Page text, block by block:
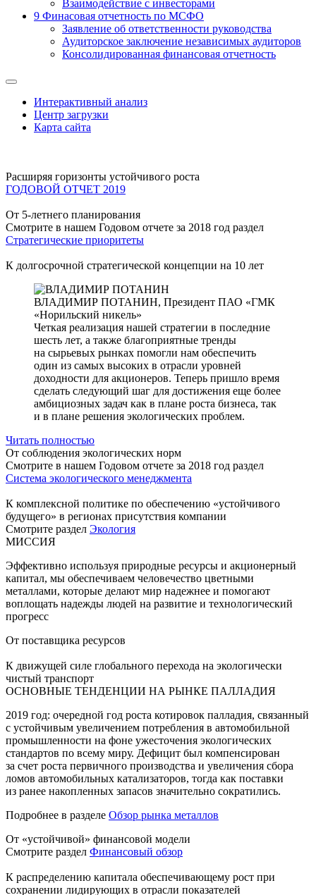
Взаимодействие с инвеcторами
9 Финасовая отчетность по МСФО
Заявление об ответственности руководства
Аудиторское заключение независимых аудиторов
Консолидированная финансовая отчетность
Интерактивный анализ
Центр загрузки
Карта сайта
Расширяя горизонты устойчивого роста
ГОДОВОЙ ОТЧЕТ 2019
От 5-летнего планирования
Смотрите в нашем Годовом отчете за 2018 год раздел
Стратегические приоритеты
К долгосрочной стратегической концепции на 10 лет
ВЛАДИМИР ПОТАНИН, Президент ПАО «ГМК
«Норильский никель»
Четкая реализация нашей стратегии в последние
шесть лет, а также благоприятные тренды
на сырьевых рынках помогли нам обеспечить
один из самых высоких в отрасли уровней
доходности для акционеров. Теперь пришло время
сделать следующий шаг для достижения еще более
амбициозных задач как в плане роста бизнеса, так
и в плане решения экологических проблем.
Читать полностью
От соблюдения экологических норм
Смотрите в нашем Годовом отчете за 2018 год раздел
Система экологического менеджмента
К комплексной политике по обеспечению «устойчивого
будущего» в регионах присутствия компании
Смотрите раздел Экология
МИССИЯ
Эффективно используя природные ресурсы и акционерный
капитал, мы обеспечиваем человечество цветными
металлами, которые делают мир надежнее и помогают
воплощать надежды людей на развитие и технологический
прогресс
От поставщика ресурсов
К движущей силе глобального перехода на экологически
чистый транспорт
ОСНОВНЫЕ ТЕНДЕНЦИИ НА РЫНКЕ ПАЛЛАДИЯ
2019 год: очередной год роста котировок палладия, связанный
с устойчивым увеличением потребления в автомобильной
промышленности на фоне ужесточения экологических
стандартов по всему миру. Дефицит был компенсирован
за счет роста первичного производства и увеличения сбора
ломов автомобильных катализаторов, тогда как поставки
из ранее накопленных запасов значительно сократились.
Подробнее в разделе Обзор рынка металлов
От «устойчивой» финансовой модели
Смотрите раздел Финансовый обзор
К распределению капитала обеспечивающему рост при
сохранении лидирующих в отрасли показателей